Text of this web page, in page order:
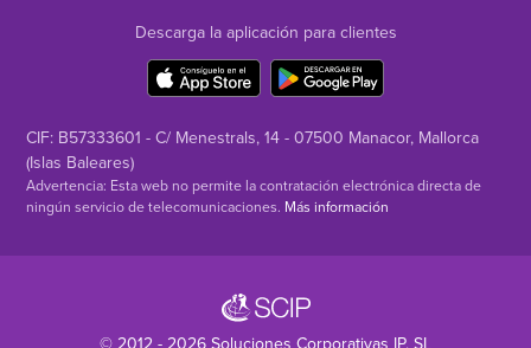
Descarga la aplicación para clientes
CIF: B57333601 - C/ Menestrals, 14 - 07500 Manacor, Mallorca
(Islas Baleares)
Advertencia: Esta web no permite la contratación electrónica directa de
ningún servicio de telecomunicaciones. Más información
© 2012 - 2026 Soluciones Corporativas IP, SL